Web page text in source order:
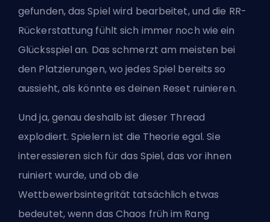
gefunden, das Spiel wird bearbeitet, und die RR-
Rückerstattung fühlt sich immer noch wie ein
Glücksspiel an. Das schmerzt am meisten bei
den Platzierungen, wo jedes Spiel bereits so
aussieht, als könnte es deinen Reset ruinieren.
Und ja, genau deshalb ist dieser Thread
explodiert. Spielern ist die Theorie egal. Sie
interessieren sich für das Spiel, das vor ihnen
ruiniert wurde, und ob die
Wettbewerbsintegrität tatsächlich etwas
bedeutet, wenn das Chaos früh im Rang